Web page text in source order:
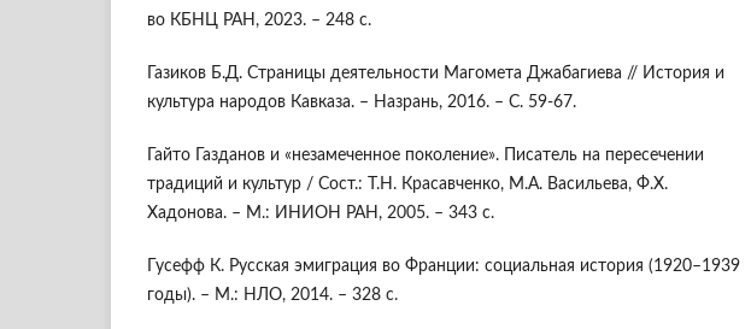
во КБНЦ РАН, 2023. – 248 с.
Газиков Б.Д. Страницы деятельности Магомета Джабагиева // История и
культура народов Кавказа. – Назрань, 2016. – С. 59-67.
Гайто Газданов и «незамеченное поколение». Писатель на пересечении
традиций и культур / Сост.: Т.Н. Красавченко, М.А. Васильева, Ф.Х.
Хадонова. – М.: ИНИОН РАН, 2005. – 343 с.
Гусефф К. Русская эмиграция во Франции: социальная история (1920–1939
годы). – М.: НЛО, 2014. – 328 с.